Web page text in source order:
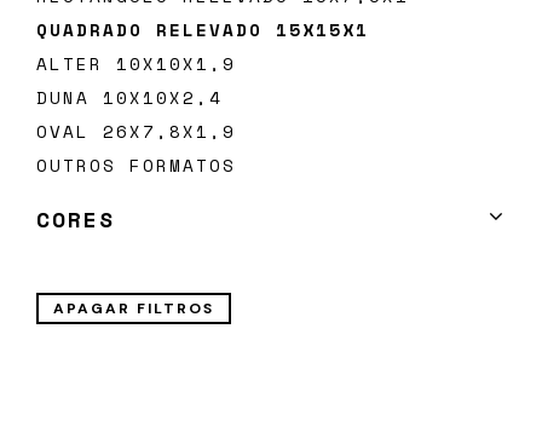
Ao
submeter
este
formulário
está
a
aceitar
nossa
Política
QUADRADO RELEVADO 15X15X1
ALTER 10X10X1,9
DUNA 10X10X2,4
OVAL 26X7,8X1,9
OUTROS FORMATOS
CORES
VERDES
AZUIS
APAGAR FILTROS